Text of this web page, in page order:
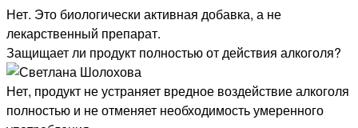
Нет. Это биологически активная добавка, а не
лекарственный препарат.
Защищает ли продукт полностью от действия алкоголя?
Нет, продукт не устраняет вредное воздействие алкоголя
полностью и не отменяет необходимость умеренного